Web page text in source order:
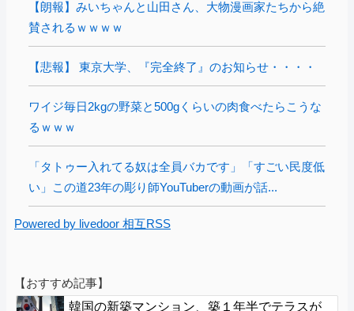
【朗報】みいちゃんと山田さん、大物漫画家たちから絶
賛されるｗｗｗｗ
【悲報】 東京大学、『完全終了』のお知らせ・・・・
ワイジ毎日2kgの野菜と500gくらいの肉食べたらこうな
るｗｗｗ
「タトゥー入れてる奴は全員バカです」「すごい民度低
い」この道23年の彫り師YouTuberの動画が話...
Powered by livedoor 相互RSS
【おすすめ記事】
韓国の新築マンション、築１年半でテラスが